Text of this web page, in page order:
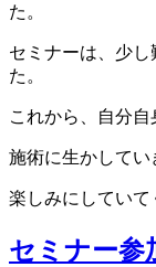
た。
セミナーは、少
た。
これから、自分自
施術に生かしてい
楽しみにしていて
セミナー参